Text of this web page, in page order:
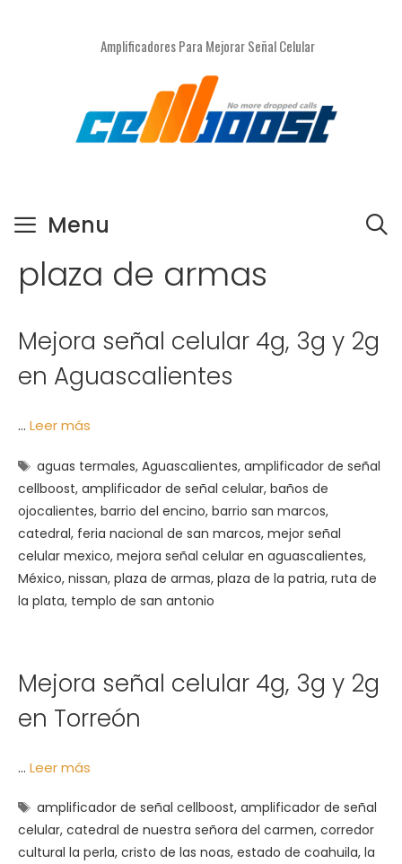
Amplificadores Para Mejorar Señal Celular
Menu
plaza de armas
Mejora señal celular 4g, 3g y 2g
en Aguascalientes
… Leer más
Etiquetas
aguas termales,Aguascalientes,amplificador de señal
cellboost, amplificador de señal celular, baños de
ojocalientes, barrio del encino, barrio san marcos,
catedral, feria nacional de san marcos, mejor señal
celular mexico, mejora señal celular en aguascalientes,
México, nissan, plaza de armas, plaza de la patria, ruta de
la plata, templo de san antonio
Mejora señal celular 4g, 3g y 2g
en Torreón
… Leer más
Etiquetas
amplificador de señal cellboost,amplificador de señal
celular, catedral de nuestra señora del carmen, corredor
cultural la perla, cristo de las noas, estado de coahuila, la